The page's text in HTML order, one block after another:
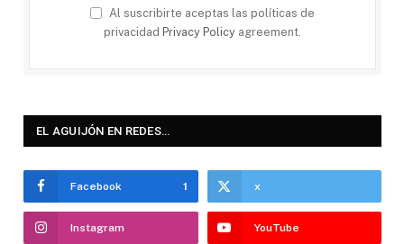
Al suscribirte aceptas las políticas de
privacidad Privacy Policy agreement.
EL AGUIJÓN EN REDES…
Facebook 1 x
Instagram YouTube